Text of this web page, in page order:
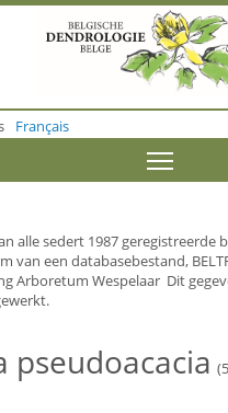
Français
alle sedert 1987 geregistreerde
van een databasebestand,
Arboretum Wespelaar Dit
pseudoacacia